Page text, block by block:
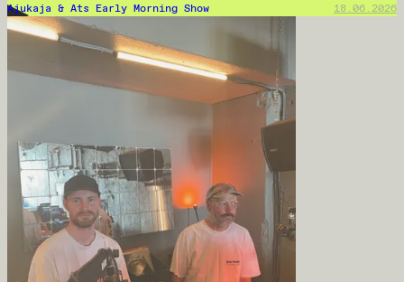
Ajukaja & Ats Early Morning Show 18.06.2026